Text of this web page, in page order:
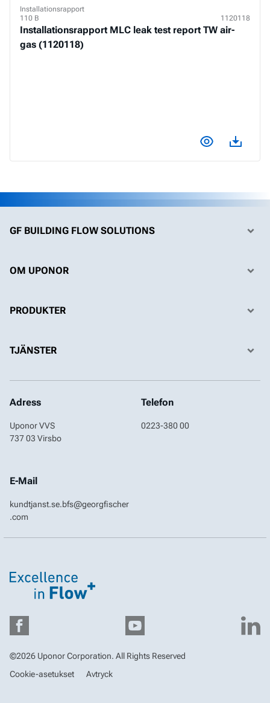
Installationsrapport
110 B
1120118
Installationsrapport MLC leak test report TW air-
gas (1120118)
View
GF BUILDING FLOW SOLUTIONS
OM UPONOR
Karriär
Juridisk information
PRODUKTER
Tappvatten
Produktkatalog
Sortimentslistan
TJÄNSTER
Tjänster för VVS-konsulter
Tjänster för konsumenter
Adress
Uponor VVS
737 03 Virsbo
Telefon
0223-380 00
E-Mail
kundtjanst.se.bfs@georgfischer
.com
©2026 Uponor Corporation. All Rights Reserved
Cookie-asetukset
Avtryck